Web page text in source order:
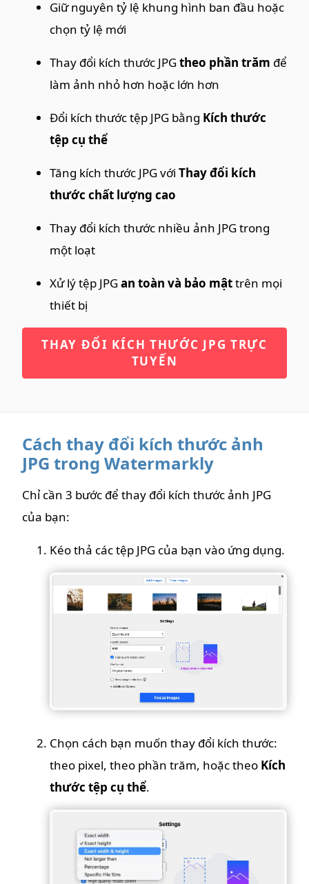
Giữ nguyên tỷ lệ khung hình ban đầu hoặc
chọn tỷ lệ mới
Thay đổi kích thước JPGtheo phần trăm để
làm ảnh nhỏ hơn hoặc lớn hơn
Đổi kích thước tệp JPG bằng Kích thước
tệp cụ thể
Tăng kích thước JPG với Thay đổi kích
thước chất lượng cao
Thay đổi kích thước nhiều ảnh JPG trong
một loạt
Xử lý tệp JPGan toàn và bảo mậttrên mọi
thiết bị
THAY ĐỔI KÍCH THƯỚC JPG TRỰC
TUYẾN
Cách thay đổi kích thước ảnh
JPG trong Watermarkly
Chỉ cần 3 bước để thay đổi kích thước ảnh JPG
của bạn:
Kéo thả các tệp JPG của bạn vào ứng dụng.
Chọn cách bạn muốn thay đổi kích thước:
theo pixel, theo phần trăm, hoặc theo Kích
thước tệp cụ thể.